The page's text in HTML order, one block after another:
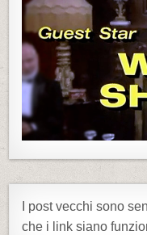
I post vecchi sono
che i link siano